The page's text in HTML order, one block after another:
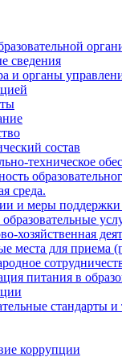
сведения
и органы
состав
техническое
среда.
и меры
хозяйственная
места для приема
питания в
стандарты и
коррупции